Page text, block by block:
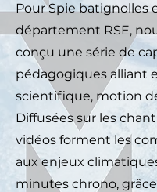
Pour Spie batignolles
département RSE,
conçu une série de
pédagogiques alliant
scientifique, motion
Diffusées sur les
vidéos forment les
aux enjeux
minutes chrono,